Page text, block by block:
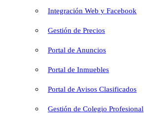
Integración Web y Facebook
Gestión de Precios
Portal de Anuncios
Portal de Inmuebles
Portal de Avisos Clasificados
Gestión de Colegio Profesional